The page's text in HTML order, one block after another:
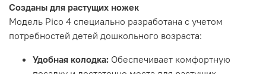
Созданы для растущих ножек
Модель Pico 4 специально разработана с учетом
потребностей детей дошкольного возраста:
Удобная колодка: Обеспечивает комфортную